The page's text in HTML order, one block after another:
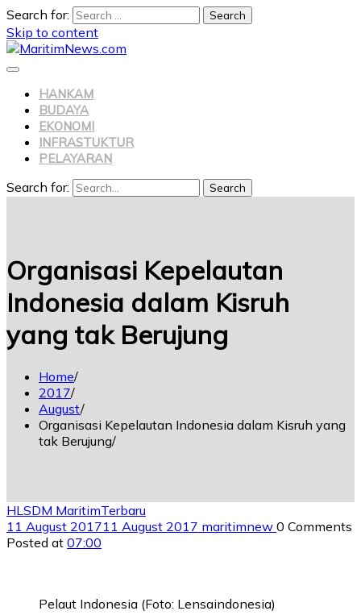
Search for:
Skip to content
HANKAM
BUDAYA
EKONOMI
INFRASTUKTUR
PELAYARAN
Search for: Search
Organisasi Kepelautan
Indonesia dalam Kisruh
yang tak Berujung
Home
2017
August
Organisasi Kepelautan Indonesia dalam Kisruh yang
tak Berujung
HL SDM MaritimTerbaru
11 August 201711 August 2017 maritimnew 0 Comments
Posted at 07:00
Pelaut Indonesia (Foto: Lensaindonesia)